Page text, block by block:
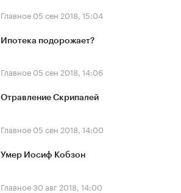
Главное 05 сен 2018, 15:04
Ипотека подорожает?
Главное 05 сен 2018, 14:06
Отравление Скрипалей
Главное 05 сен 2018, 14:00
Умер Иосиф Кобзон
Главное30 авг 2018, 14:00